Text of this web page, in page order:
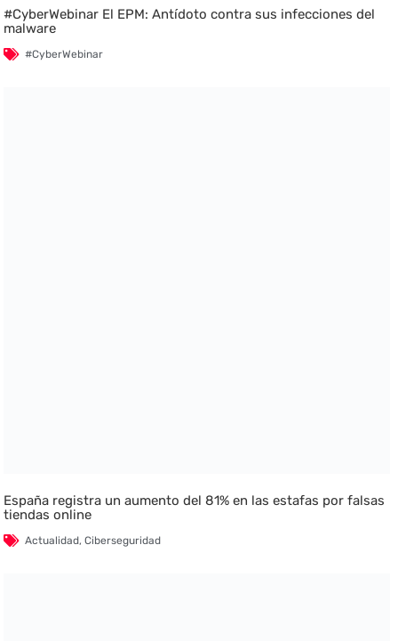
#CyberWebinar El EPM: Antídoto contra sus infecciones del
malware
#CyberWebinar
España registra un aumento del 81% en las estafas por falsas
tiendas online
Actualidad,Ciberseguridad